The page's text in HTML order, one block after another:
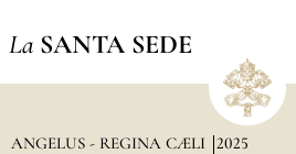
La SANTA SEDE
ANGELUS - REGINA CÆLI 2025